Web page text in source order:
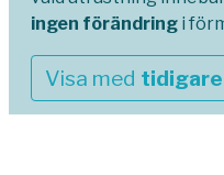
ingen förändring i
Visa med tidigare